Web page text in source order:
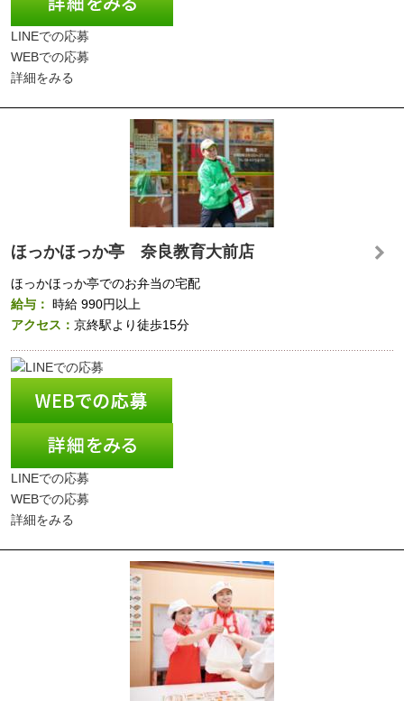
LINEでの応募
WEBでの応募
詳細をみる
ほっかほっか亭 奈良教育大前店
ほっかほっか亭でのお弁当の宅配
給与： 時給 990円以上
アクセス： 京終駅より徒歩15分
LINEでの応募
WEBでの応募
詳細をみる